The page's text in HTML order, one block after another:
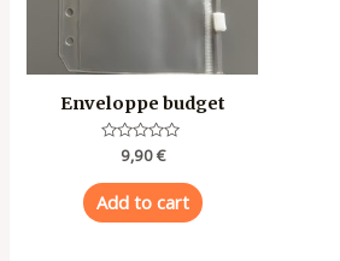
Enveloppe budget
Rated
out
of
5
9,90€
Add to cart